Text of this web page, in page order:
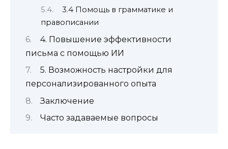
3.4 Помощь в грамматике и
правописании
4. Повышение эффективности
письма с помощью ИИ
5. Возможность настройки для
персонализированного опыта
Заключение
Часто задаваемые вопросы